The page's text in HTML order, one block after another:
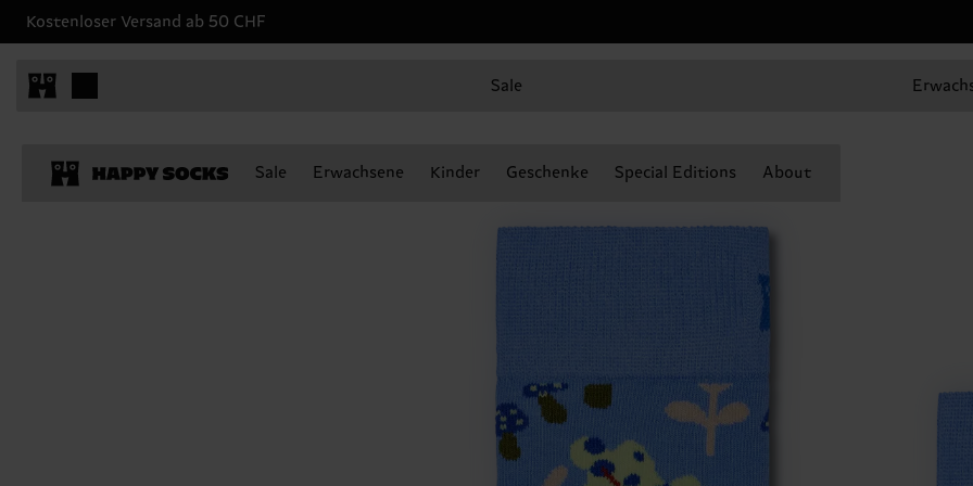
Kostenloser Versand ab 50 CHF
Sale
Sale Erwachsene Kinder Geschenke Special Editions About